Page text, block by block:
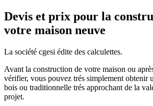
Devis et prix pour la
votre maison neuve
La société cgesi édite des calculettes.
Avant la construction de votre maison ou
vérifier, vous pouvez trés simplement obtenir
bois ou traditionnelle trés approchant de la
projet.